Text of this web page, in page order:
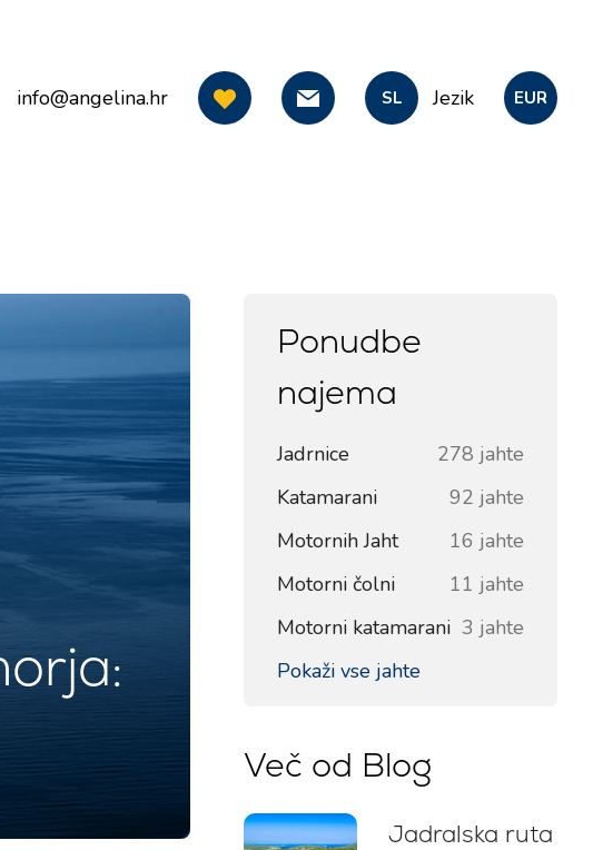
info@angelina.hr SL Jezik EUR
Ponudbe
najema
Jadrnice
278 jahte
Katamarani
92 jahte
Motornih Jaht
16 jahte
Motorni čolni
11 jahte
Motorni katamarani 3 jahte
Pokaži vse jahte
Več od Blog
Jadralska ruta